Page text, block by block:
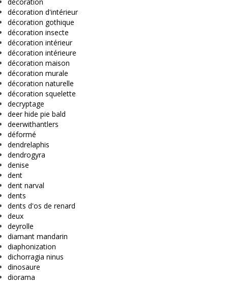
décoration d'intérieur
décoration gothique
décoration insecte
décoration intérieur
décoration intérieure
décoration maison
décoration murale
décoration naturelle
décoration squelette
decryptage
deer hide pie bald
deerwithantlers
déformé
dendrelaphis
dendrogyra
denise
dent
dent narval
dents
dents d'os de renard
deux
deyrolle
diamant mandarin
diaphonization
dichorragia ninus
dinosaure
diorama